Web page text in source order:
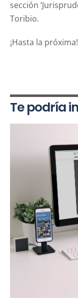
sección
Toribio.
¡Hasta la próxima!
Te podría